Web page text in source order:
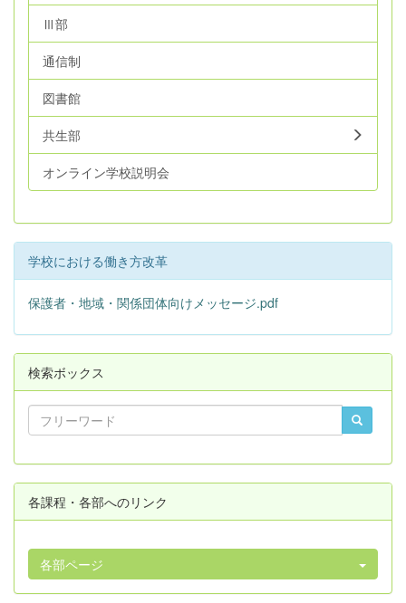
Ⅲ部
通信制
図書館
共生部
オンライン学校説明会
学校における働き方改革
保護者・地域・関係団体向けメッセージ.pdf
検索ボックス
各課程・各部へのリンク
各部ページ